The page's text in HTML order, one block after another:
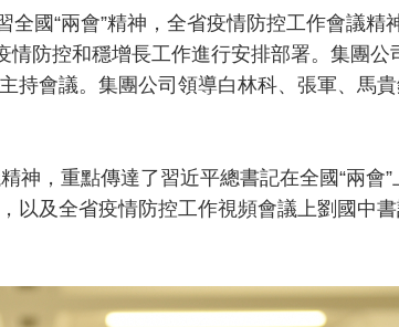
國“兩會”精神，全省疫情防控工作會議精
情防控和穩增長工作進行安排部署。集團公
持會議。集團公司領導白林科、張軍、馬
，重點傳達了習近平總書記在全國“兩會”
以及全省疫情防控工作視頻會議上劉國中